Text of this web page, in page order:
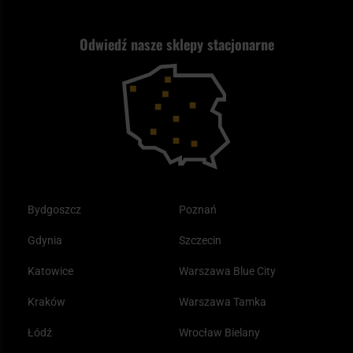
Reklamacje i gwarancja
Odwiedź nasze sklepy stacjonarne
Bydgoszcz
Gdynia
Katowice
Kraków
Łódź
Poznań
Szczecin
Warszawa Blue City
Warszawa Tamka
Wrocław Bielany
Kupony i kody rabatowe
Plecak ewakuacyjny preppersa
Samoobrona